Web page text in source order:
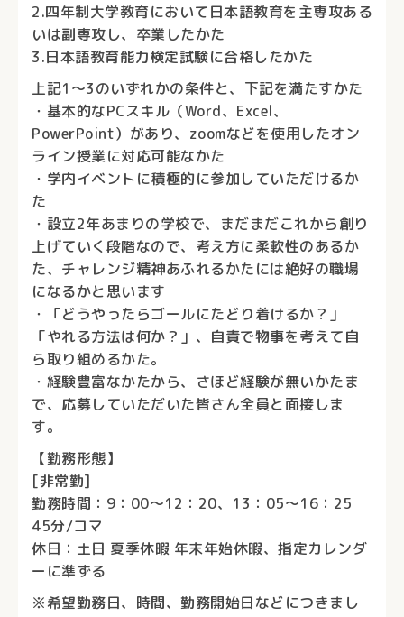
2.四年制大学教育において日本語教育を主専攻ある
いは副専攻し、卒業したかた
3.日本語教育能力検定試験に合格したかた
上記1～3のいずれかの条件と、下記を満たすかた
・基本的なPCスキル（Word、Excel、
PowerPoint）があり、zoomなどを使用したオン
ライン授業に対応可能なかた
・学内イベントに積極的に参加していただけるか
た
・設立2年あまりの学校で、まだまだこれから創り
上げていく段階なので、考え方に柔軟性のあるか
た、チャレンジ精神あふれるかたには絶好の職場
になるかと思います
・「どうやったらゴールにたどり着けるか？」
「やれる方法は何か？」、自責で物事を考えて自
ら取り組めるかた。
・経験豊富なかたから、さほど経験が無いかたま
で、応募していただいた皆さん全員と面接しま
す。
【勤務形態】
[非常勤]
勤務時間：9：00～12：20、13：05～16：25
45分/コマ
休日：土日 夏季休暇 年末年始休暇、指定カレンダ
ーに準ずる
※希望勤務日、時間、勤務開始日などにつきまし